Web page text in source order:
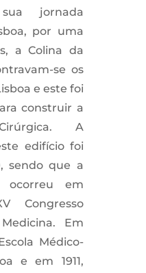
jornada
por uma
a Colina da
se os
e este foi
construir a
A
edifício foi
sendo que a
ocorreu em
Congresso
Em
Médico-
e em 1911,